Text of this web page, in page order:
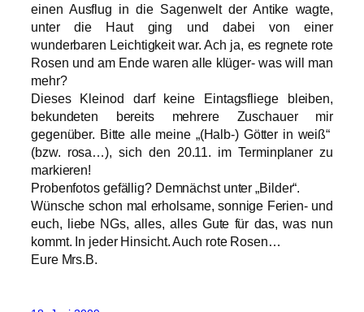
einen Ausflug in die Sagenwelt der Antike wagte,
unter die Haut ging und dabei von einer
wunderbaren Leichtigkeit war. Ach ja, es regnete rote
Rosen und am Ende waren alle klüger- was will man
mehr?
Dieses Kleinod darf keine Eintagsfliege bleiben,
bekundeten bereits mehrere Zuschauer mir
gegenüber. Bitte alle meine „(Halb-) Götter in weiß“
(bzw. rosa…), sich den 20.11. im Terminplaner zu
markieren!
Probenfotos gefällig? Demnächst unter „Bilder“.
Wünsche schon mal erholsame, sonnige Ferien- und
euch, liebe NGs, alles, alles Gute für das, was nun
kommt. In jeder Hinsicht. Auch rote Rosen…
Eure Mrs.B.